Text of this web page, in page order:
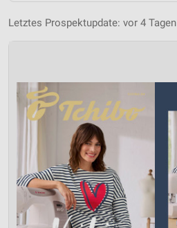
Letztes Prospektupdate: vor 4 Tagen